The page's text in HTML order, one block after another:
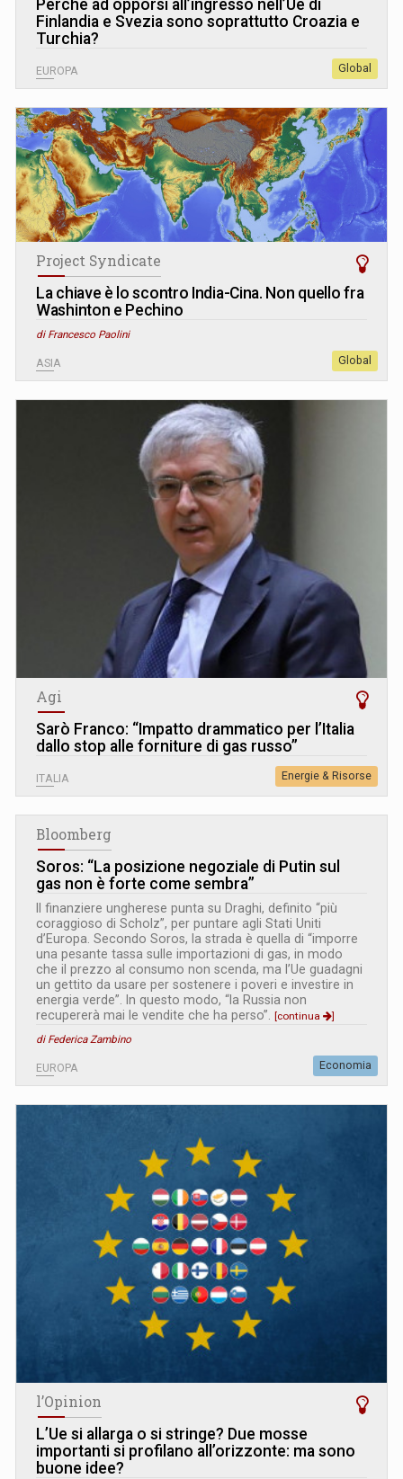
Perché ad opporsi all’ingresso nell’Ue di
Finlandia e Svezia sono soprattutto Croazia e
Turchia?
EUROPA Global
Project Syndicate
La chiave è lo scontro India-Cina. Non quello fra
Washinton e Pechino
di Francesco Paolini
ASIA Global
Agi
Sarò Franco: “Impatto drammatico per l’Italia
dallo stop alle forniture di gas russo”
ITALIA Energie & Risorse
Bloomberg
Soros: “La posizione negoziale di Putin sul
gas non è forte come sembra”
Il finanziere ungherese punta su Draghi, definito “più
coraggioso di Scholz”, per puntare agli Stati Uniti
d’Europa. Secondo Soros, la strada è quella di “imporre
una pesante tassa sulle importazioni di gas, in modo
che il prezzo al consumo non scenda, ma l’Ue guadagni
un gettito da usare per sostenere i poveri e investire in
energia verde”. In questo modo, “la Russia non
recupererà mai le vendite che ha perso”. [continua
]
di Federica Zambino
EUROPA Economia
l’Opinion
L’Ue si allarga o si stringe? Due mosse
importanti si profilano all’orizzonte: ma sono
buone idee?